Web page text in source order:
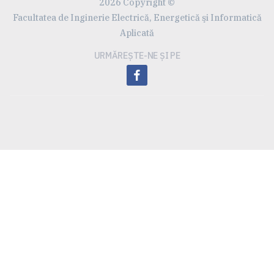
Facultatea de Inginerie Electrică, Energetică şi Informatică
Aplicată
URMĂREȘTE-NE ȘI PE
facebook